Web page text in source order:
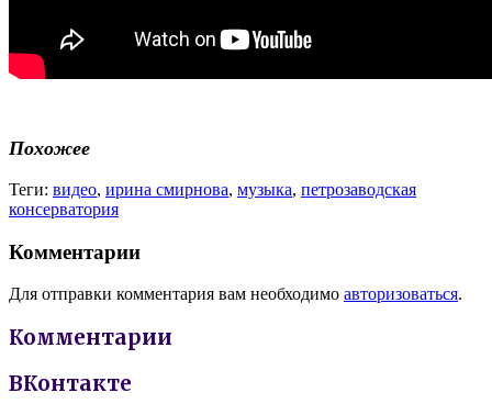
Похожее
Теги: видео, ирина смирнова, музыка, петрозаводская
консерватория
Комментарии
Для отправки комментария вам необходимо авторизоваться.
Комментарии
ВКонтакте